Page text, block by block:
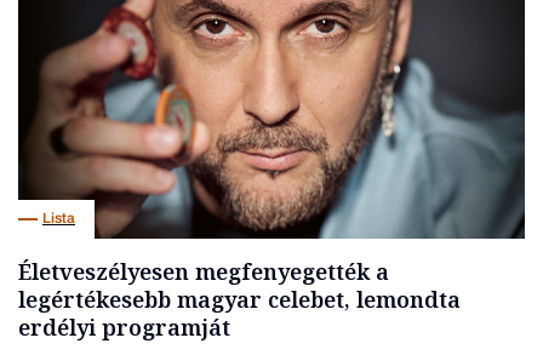
Lista
Életveszélyesen megfenyegették a
legértékesebb magyar celebet, lemondta
erdélyi programját